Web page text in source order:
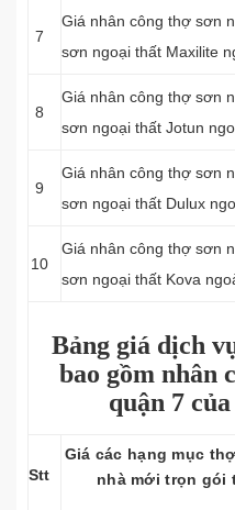
7
Giá nhân công thợ sơn
sơn ngoại thất Maxilite
8
Giá nhân công thợ sơn
sơn ngoại thất Jotun
9
Giá nhân công thợ sơn
sơn ngoại thất Dulux
10
Giá nhân công thợ sơn
sơn ngoại thất Kova
Bảng giá dịch
bao gồm nhân
quận 7
Stt
Giá các hạng mục
nhà mới trọn gói